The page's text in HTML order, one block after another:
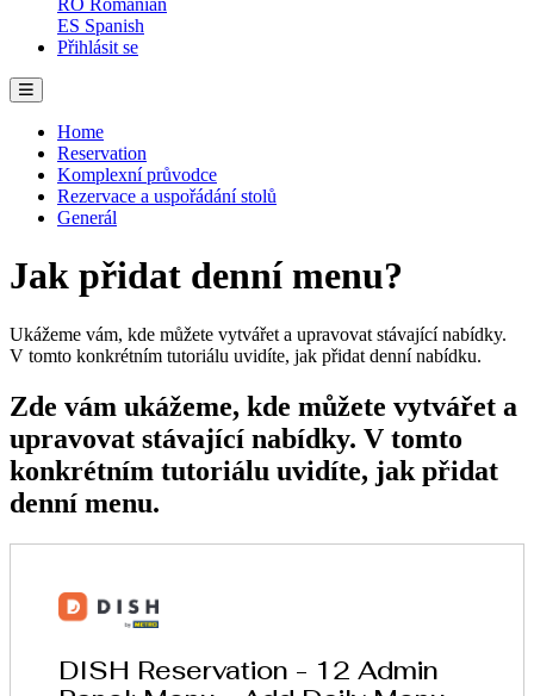
RO Romanian
ES Spanish
Přihlásit se
Home
Reservation
Komplexní průvodce
Rezervace a uspořádání stolů
Generál
Jak přidat denní menu?
Ukážeme vám, kde můžete vytvářet a upravovat stávající nabídky.
V tomto konkrétním tutoriálu uvidíte, jak přidat denní nabídku.
Zde vám ukážeme, kde můžete vytvářet a
upravovat stávající nabídky. V tomto
konkrétním tutoriálu uvidíte, jak přidat
denní menu.